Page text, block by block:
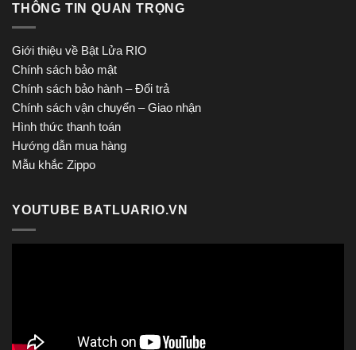
THÔNG TIN QUAN TRỌNG
Giới thiệu về Bật Lửa RIO
Chính sách bảo mật
Chính sách bảo hành – Đổi trả
Chính sách vận chuyển – Giao nhận
Hình thức thanh toán
Hướng dẫn mua hàng
Mẫu khắc Zippo
YOUTUBE BATLUARIO.VN